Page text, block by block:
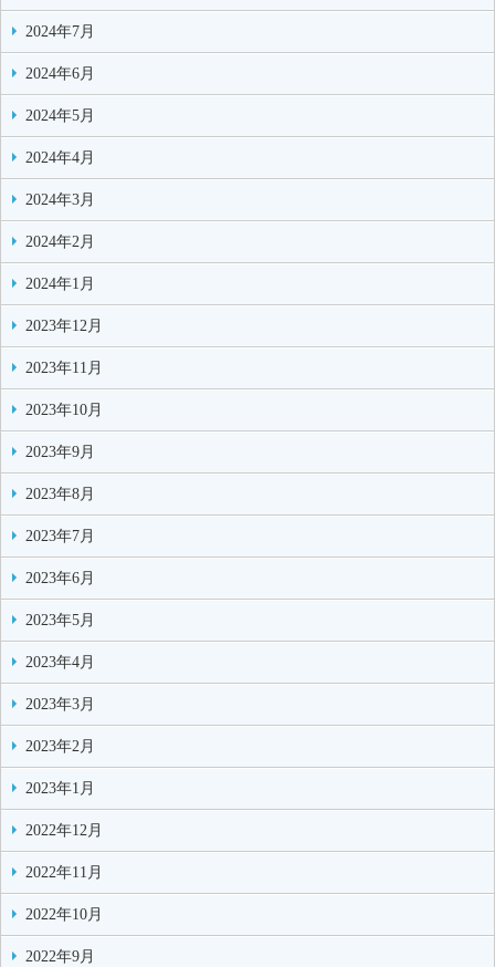
2024年7月
2024年6月
2024年5月
2024年4月
2024年3月
2024年2月
2024年1月
2023年12月
2023年11月
2023年10月
2023年9月
2023年8月
2023年7月
2023年6月
2023年5月
2023年4月
2023年3月
2023年2月
2023年1月
2022年12月
2022年11月
2022年10月
2022年9月